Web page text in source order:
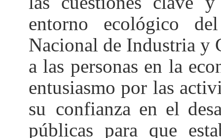
entorno ecológico
Nacional de Industria y
a las personas en la
entusiasmo por las
su confianza en el
públicas para que